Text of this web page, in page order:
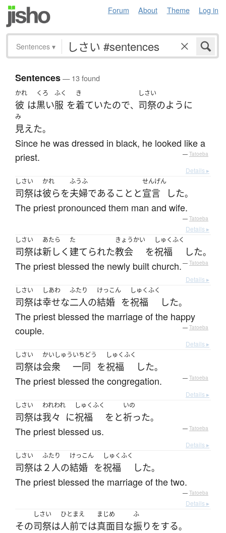
Forum About Theme Log in
Sentences ▾
Sentences— 13 found
かれ
彼 は
くろ
黒い
ふく
服 を
き
着ていたので、
しさい
司祭のように
み
見えた。
Since he was dressed in black, he looked like a
priest.
— Tatoeba
Details ▸
しさい
司祭は
かれ
彼らを
ふうふ
夫婦である こと と
せんげん
宣言 した。
The priest pronounced them man and wife.
— Tatoeba
Details ▸
しさい
司祭は
あたら
新しく
た
建てられた
きょうかい
教会 を
しゅくふく
祝福 した。
The priest blessed the newly built church. — Tatoeba
Details ▸
しさい
司祭は
しあわ
幸せな
ふたり
二人の
けっこん
結婚 を
しゅくふく
祝福 した。
The priest blessed the marriage of the happy
couple.
— Tatoeba
Details ▸
しさい
司祭は
かいしゅう
会衆
いちどう
一同 を
しゅくふく
祝福 した。
The priest blessed the congregation. — Tatoeba
Details ▸
しさい
司祭は
われわれ
我々 に
しゅくふく
祝福 を と
いの
祈った。
The priest blessed us. — Tatoeba
Details ▸
しさい
司祭は
ふたり
２人の
けっこん
結婚 を
しゅくふく
祝福 した。
The priest blessed the marriage of the two.
— Tatoeba
Details ▸
その
しさい
司祭は
ひとまえ
人前では
まじめ
真面目な
ふ
振り をする。